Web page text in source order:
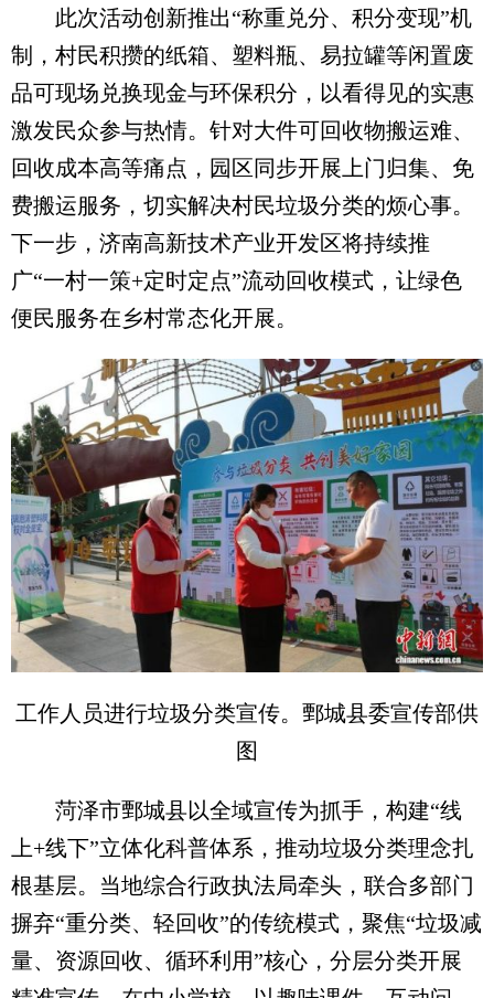
此次活动创新推出“称重兑分、积分变现”机
制，村民积攒的纸箱、塑料瓶、易拉罐等闲置废
品可现场兑换现金与环保积分，以看得见的实惠
激发民众参与热情。针对大件可回收物搬运难、
回收成本高等痛点，园区同步开展上门归集、免
费搬运服务，切实解决村民垃圾分类的烦心事。
下一步，济南高新技术产业开发区将持续推
广“一村一策+定时定点”流动回收模式，让绿色
便民服务在乡村常态化开展。
工作人员进行垃圾分类宣传。鄄城县委宣传部供
图
菏泽市鄄城县以全域宣传为抓手，构建“线
上+线下”立体化科普体系，推动垃圾分类理念扎
根基层。当地综合行政执法局牵头，联合多部门
摒弃“重分类、轻回收”的传统模式，聚焦“垃圾减
量、资源回收、循环利用”核心，分层分类开展